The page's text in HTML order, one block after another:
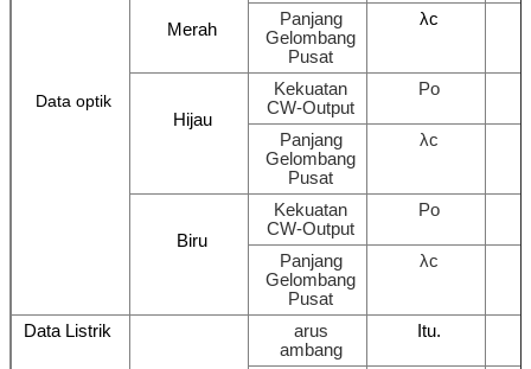
Data optik
Merah
Panjang
Gelombang
Pusat
λc
Hijau
Kekuatan
CW-Output
Po
Panjang
Gelombang
Pusat
λc
Biru
Kekuatan
CW-Output
Po
Panjang
Gelombang
Pusat
λc
Data Listrik
arus
ambang
Itu.